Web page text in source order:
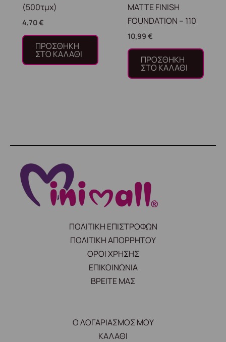
(500τμχ)
4,70€
ΠΡΟΣΘΉΚΗ
ΣΤΟ ΚΑΛΆΘΙ
MATTE FINISH
FOUNDATION – 110
10,99€
ΠΡΟΣΘΉΚΗ
ΣΤΟ ΚΑΛΆΘΙ
ΠΟΛΙΤΙΚΗ ΕΠΙΣΤΡΟΦΩΝ
ΠΟΛΙΤΙΚΗ ΑΠΟΡΡΗΤΟΥ
ΟΡΟΙ ΧΡΗΣΗΣ
ΕΠΙΚΟΙΝΩΝΙΑ
ΒΡΕΙΤΕ ΜΑΣ
Ο ΛΟΓΑΡΙΑΣΜΟΣ ΜΟΥ
ΚΑΛΑΘΙ